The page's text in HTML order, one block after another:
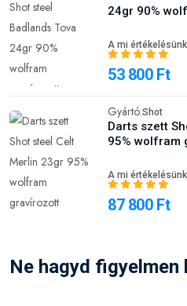
24gr 90%
A mi
53 800 Ft
Gyártó:Shot
Darts szett
95% wolfram
A mi
87 800 Ft
Ne hagyd figyelmen